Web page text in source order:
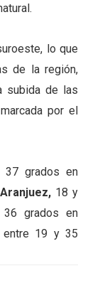
lo que
de la región,
subida de las
por el
37 grados en
Aranjuez, 18 y
grados en
19 y 35